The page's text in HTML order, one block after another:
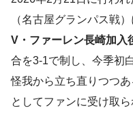
（名古屋グランパス戦
V・ファーレン長崎加入
合を3-1で制し、今季初
怪我から立ち直りつつ
としてファンに受け取ら